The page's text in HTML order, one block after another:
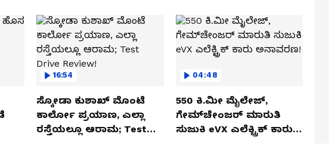
16:54
ಸ್ಕೋಡಾ ಕುಶಾಖ್ ಮೊಂಟೆ
ಕಾರ್ಲೋ ಪ್ರಯಾಣ, ಎಲ್ಲಾ
ರಸ್ತೆಯಲ್ಲೂ ಆರಾಮ; Test
04:48
550 ಕಿ.ಮೀ ಮೈಲೇಜ್,
ಗೇಮ್‌ಚೇಂಜರ್ ಮಾರುತಿ
ಸುಜುಕಿ eVX ಎಲೆಕ್ಟ್ರಿಕ್ ಕಾರು